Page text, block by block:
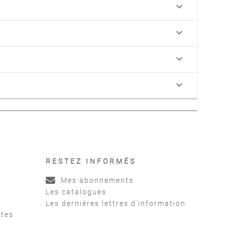
keyboard_arrow_down
keyboard_arrow_down
keyboard_arrow_down
keyboard_arrow_down
RESTEZ INFORMÉS
Mes abonnements
Les catalogues
Les dernières lettres d'information